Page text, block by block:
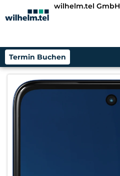
wilhelm.tel GmbH
Termin Buchen